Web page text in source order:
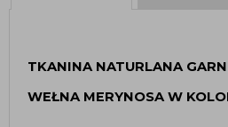
TKANINA NATURLANA
WEŁNA MERYNOSA W